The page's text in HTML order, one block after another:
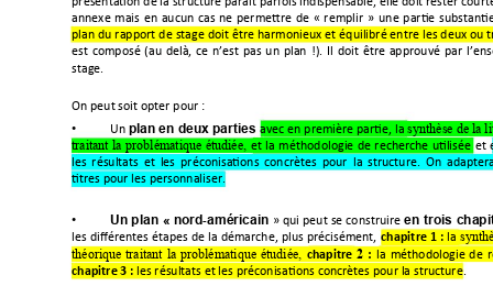
$      %  &  '  
   #$   $
  ( "      )*  #  

,-
• . plan en deux parties  /" synthèse de la
traitant la problématique étudiée,       
     /    ,

• Un plan « nord‐américain '     en trois
 0    "  " chapitre 1 : 
théorique traitant la problématique étudiée, chapitre 2 :   
chapitre 3 : /